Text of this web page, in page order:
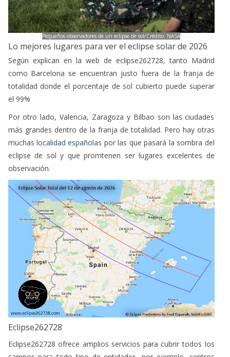
Pequeños observadores de un eclipse de sol/Crédito: NASA
Lo mejores lugares para ver el eclipse solar de 2026
Según explican en la web de eclipse262728, tanto Madrid
como Barcelona se encuentran justo fuera de la franja de
totalidad donde el porcentaje de sol cubierto puede superar
el 99%
Por otro lado, Valencia, Zaragoza y Bilbao son las ciudades
más grandes dentro de la franja de totalidad. Pero hay otras
muchas localidad españolas por las que pasará la sombra del
eclipse de sol y que promtenen ser lugares excelentes de
observación.
Eclipse262728
Eclipse262728 ofrece amplios servicios para cubrir todos los